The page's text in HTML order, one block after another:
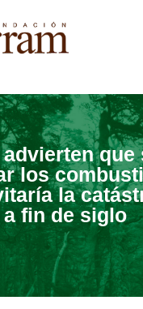
que
los
la
fin de siglo